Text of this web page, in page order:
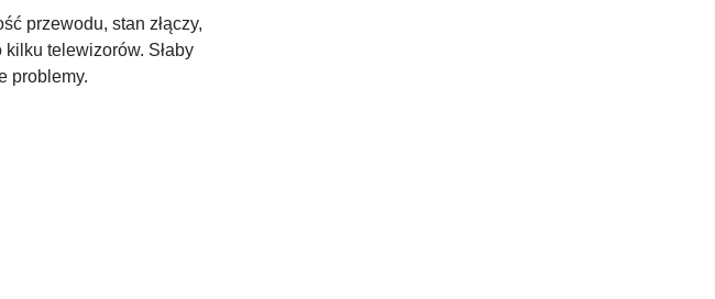
przewodu, stan złączy,
telewizorów. Słaby
problemy.